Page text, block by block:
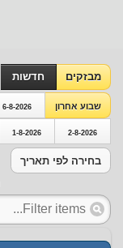
מבזקים חדשות
שבוע אחרון 6-8-2026
2-8-2026
1-8-2026
בחירה לפי תאריך